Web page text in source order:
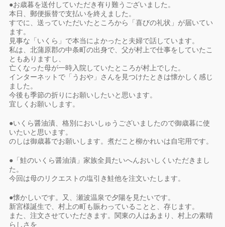
●お歳暮を送付していただき有り難うございました。
本日、郵便振替で支払いを終えました。
すでに、送っていただいたところから「喜びの礼状」が届いてい
ます。
見事な「いくら」で本当によかったと夫婦で話しています。
私は、北蒲原郡の中条町の出身で、父が村上で仕事をしていたこ
ともありますし、
亡くなった母が一時入院していたところが村上でした。
インターネットで「うおや」さんを見つけたときは懐かしく感じ
ました。
今後も季節の折りにお願いしたいと思います。
宜しくお願いします。
●いくら醤油漬、格別においしゅうございましたので御歳暮に使
いたいと思います。
のしは御歳暮でお願いします。煮だこと柳かれいは自宅用です。
●「鮭のいくら醤油漬」家族全員たいへんおいしくいただきまし
た。
今回は母のリクエストの塩引き鮭他を注文いたします。
●懐かしいです。又、瀬波温泉で夕陽を見たいです。
新宮様誕生で、村上の町も賑わっていることと、存じます。
また、注文させていただきます。関東の人はあまり、村上の素晴
らしさを